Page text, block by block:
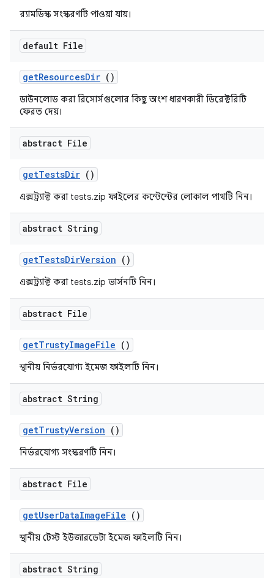
র‍্যামডিস্ক সংস্করণটি পাওয়া যায়।
default File
getResourcesDir ()
ডাউনলোড করা রিসোর্সগুলোর কিছু অংশ ধারণকারী ডিরেক্টরিটি
ফেরত দেয়।
abstract File
getTestsDir ()
এক্সট্র্যাক্ট করা tests.zip ফাইলের কন্টেন্টের লোকাল পাথটি নিন।
abstract String
getTestsDirVersion ()
এক্সট্র্যাক্ট করা tests.zip ভার্সনটি নিন।
abstract File
getTrustyImageFile ()
স্থানীয় নির্ভরযোগ্য ইমেজ ফাইলটি নিন।
abstract String
getTrustyVersion ()
নির্ভরযোগ্য সংস্করণটি নিন।
abstract File
getUserDataImageFile ()
স্থানীয় টেস্ট ইউজারডেটা ইমেজ ফাইলটি নিন।
abstract String